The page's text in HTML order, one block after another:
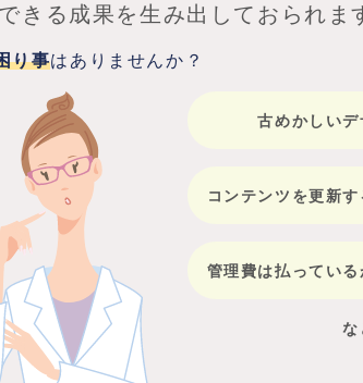
きる成果を生み出しておられま
り事はありませんか？
古めかしい
コンテンツを更新
管理費は払ってい
な